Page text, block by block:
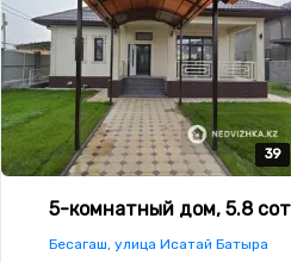
39
39
39
39
39
5-комнатный дом, 5.8
Бесагаш, улица Исатай Батыра